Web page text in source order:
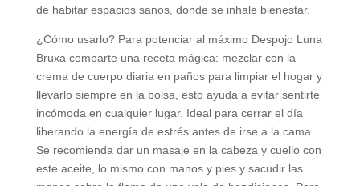
de habitar espacios sanos, donde se inhale bienestar.
¿Cómo usarlo? Para potenciar al máximo Despojo Luna
Bruxa comparte una receta mágica: mezclar con la
crema de cuerpo diaria en paños para limpiar el hogar y
llevarlo siempre en la bolsa, esto ayuda a evitar sentirte
incómoda en cualquier lugar. Ideal para cerrar el día
liberando la energía de estrés antes de irse a la cama.
Se recomienda dar un masaje en la cabeza y cuello con
este aceite, lo mismo con manos y pies y sacudir las